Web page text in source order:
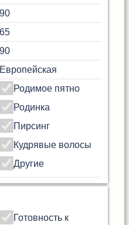
90
65
90
Европейская
Родимое пятно
Родинка
Пирсинг
Кудрявые волосы
Другие
Готовность к